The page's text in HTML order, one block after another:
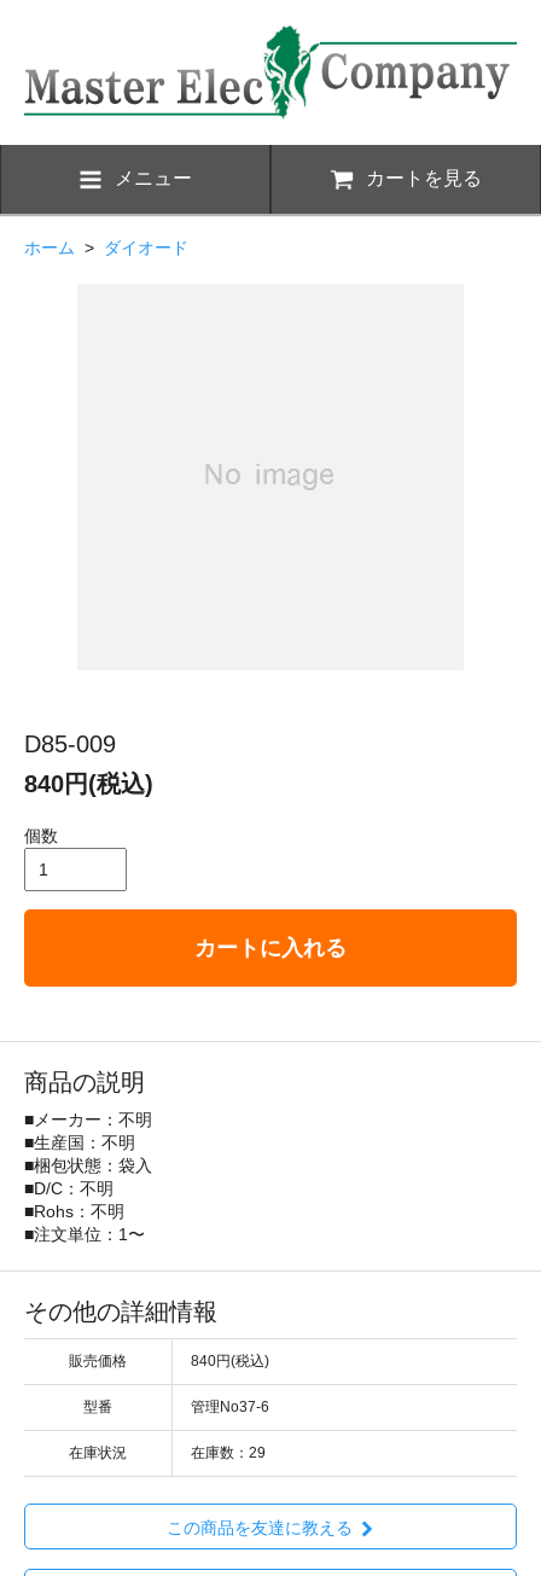
メニュー カートを見る
ホーム > ダイオード
D85-009
840円(税込)
個数
カートに入れる
商品の説明
■メーカー：不明
■生産国：不明
■梱包状態：袋入
■D/C：不明
■Rohs：不明
■注文単位：1〜
その他の詳細情報
販売価格 840円(税込)
型番 管理No37-6
在庫状況 在庫数：29
この商品を友達に教える